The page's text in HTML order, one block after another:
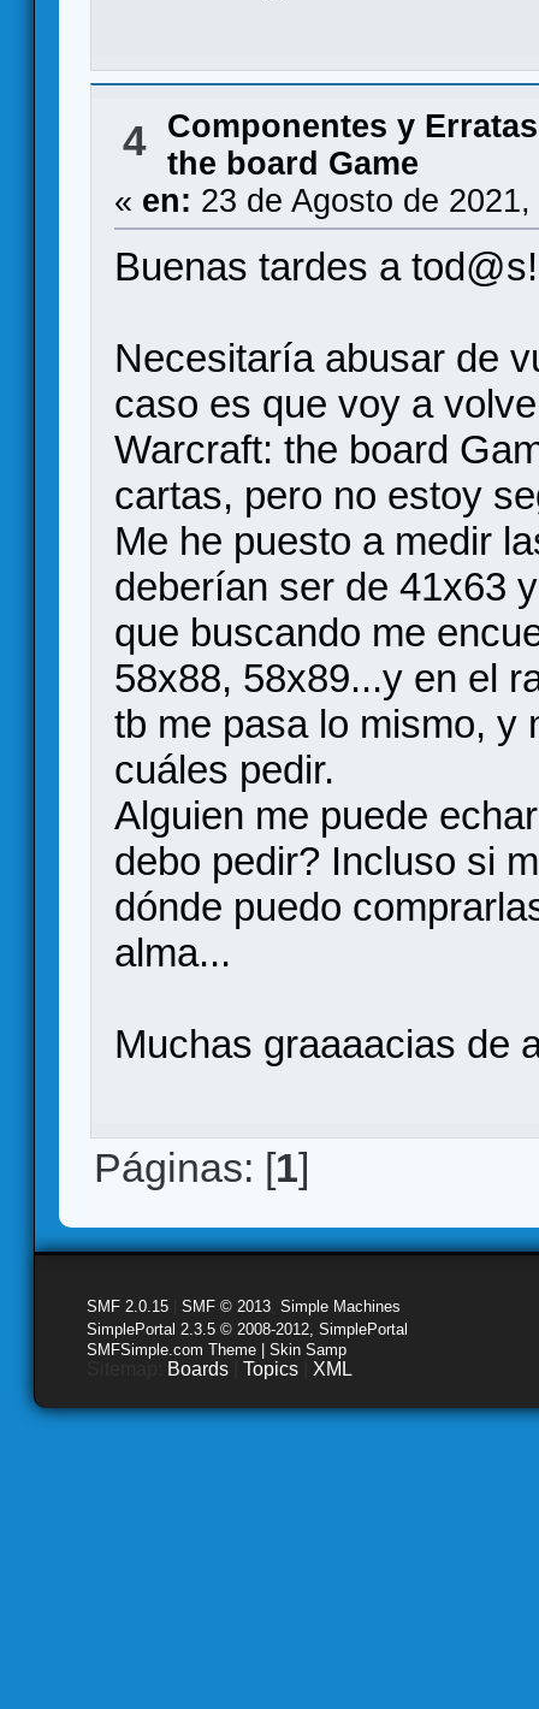
4 Componentes y Erratas
the board Game
« en: 23 de Agosto de
Buenas tardes a
Necesitaría abusar de
caso es que voy a
Warcraft: the board
cartas, pero no estoy
Me he puesto a medir
deberían ser de 41x63
que buscando me
58x88, 58x89...y en el
tb me pasa lo mismo, y
cuáles pedir.
Alguien me puede
debo pedir? Incluso si
dónde puedo
alma...
Muchas graaaacias de
Páginas: [1]
SMF 2.0.15 SMF © 2013 Simple Machines
SimplePortal 2.3.5 © 2008-2012, SimplePortal
SMFSimple.com Theme | Skin Samp
Boards Topics XML